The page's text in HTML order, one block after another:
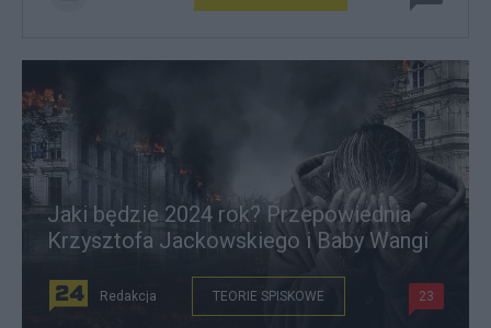
Jaki będzie 2024 rok? Przepowiednia
Krzysztofa Jackowskiego i Baby Wangi
Redakcja TEORIE SPISKOWE 23